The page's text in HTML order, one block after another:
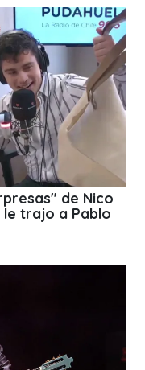
de Nico
le trajo a Pablo